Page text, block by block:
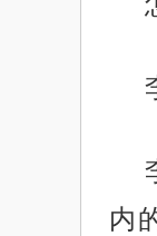
内